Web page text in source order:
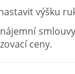
výšku
ceny.